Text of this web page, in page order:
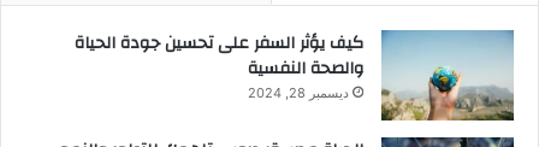
ا
ت
م
ح
كيف يؤثر السفر على تحسين جودة الحياة
والصحة النفسية
ديسمبر 28, 2024